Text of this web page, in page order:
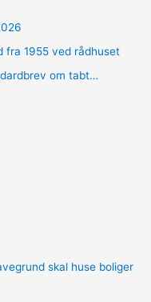
fra 1955 ved rådhuset
om tabt…
skal huse boliger